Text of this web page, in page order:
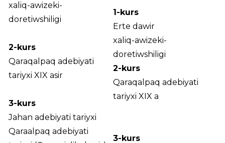
xaliq-awizeki-
doretiwshiligi
2-kurs
Qaraqalpaq adebiyati
tariyxi XIX asir
3-kurs
Jahan adebiyati tariyxi
Qaraalpaq adebiyati
1-kurs
Erte dawir
xaliq-awizeki-
doretiwshiligi
2-kurs
Qaraqalpaq adebiyati
tariyxi XIX a
3-kurs